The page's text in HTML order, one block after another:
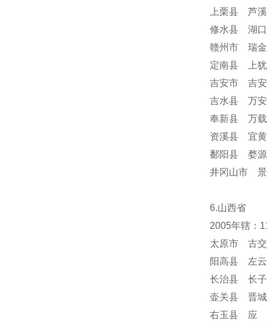
上栗县 芦
修水县 湖
赣州市 瑞
定南县 上
吉安市 吉
吉水县 万
奉新县 万
资溪县 宜
鄱阳县 婺
井冈山市 景
6.山西省
2005年辖：
太原市 古
阳高县 左
长治县 长
壶关县 晋
右玉县 应